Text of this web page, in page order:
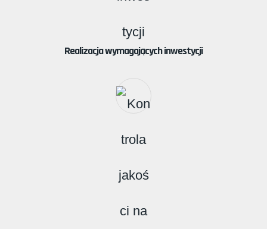
Realizacja wymagających inwestycji